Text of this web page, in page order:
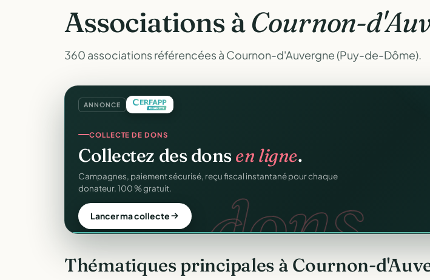
Associations àCournon-
360 associations référencées à Cournon-d'Auvergne (Puy-de-Dôme).
ANNONCE
CRM.
CRM ASSOCIATIF
UnCRM completpour vos membres.
Fiches donateurs, historique des dons, relances, adhésions — fini les
fichiers Excel.
Découvrir le CRM gratuit
Thématiques principales à Cournon-